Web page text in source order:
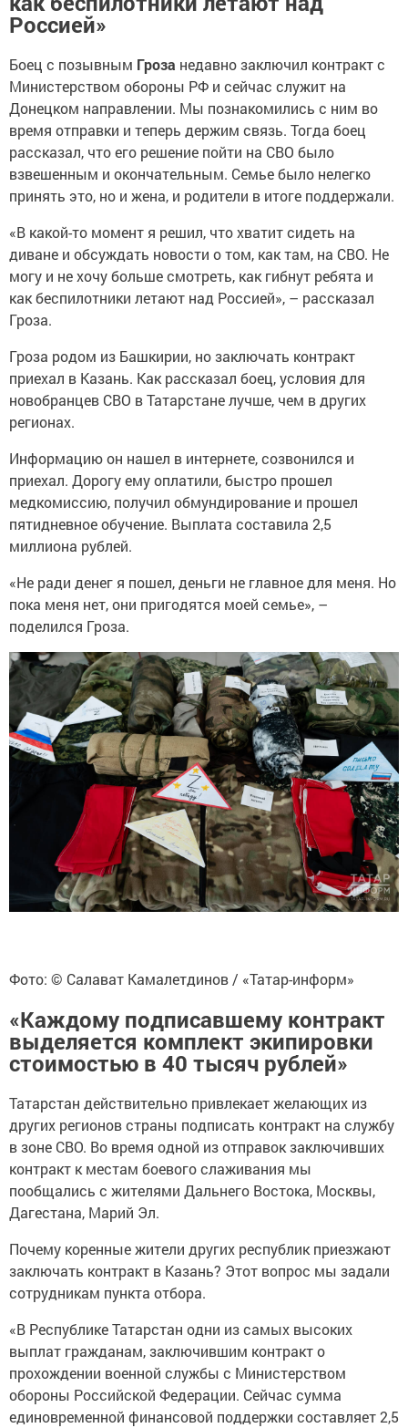
Россией»
Боец с позывным Гроза недавно заключил контракт с
Министерством обороны РФ и сейчас служит на
Донецком направлении. Мы познакомились с ним во
время отправки и теперь держим связь. Тогда боец
рассказал, что его решение пойти на СВО было
взвешенным и окончательным. Семье было нелегко
принять это, но и жена, и родители в итоге поддержали.
«В какой-то момент я решил, что хватит сидеть на
диване и обсуждать новости о том, как там, на СВО. Не
могу и не хочу больше смотреть, как гибнут ребята и
как беспилотники летают над Россией», – рассказал
Гроза.
Гроза родом из Башкирии, но заключать контракт
приехал в Казань. Как рассказал боец, условия для
новобранцев СВО в Татарстане лучше, чем в других
регионах.
Информацию он нашел в интернете, созвонился и
приехал. Дорогу ему оплатили, быстро прошел
медкомиссию, получил обмундирование и прошел
пятидневное обучение. Выплата составила 2,5
миллиона рублей.
«Не ради денег я пошел, деньги не главное для меня. Но
пока меня нет, они пригодятся моей семье», –
поделился Гроза.
Фото: © Салават Камалетдинов / «Татар-информ»
«Каждому подписавшему контракт
выделяется комплект экипировки
стоимостью в 40 тысяч рублей»
Татарстан действительно привлекает желающих из
других регионов страны подписать контракт на службу
в зоне СВО. Во время одной из отправок заключивших
контракт к местам боевого слаживания мы
пообщались с жителями Дальнего Востока, Москвы,
Дагестана, Марий Эл.
Почему коренные жители других республик приезжают
заключать контракт в Казань? Этот вопрос мы задали
сотрудникам пункта отбора.
«В Республике Татарстан одни из самых высоких
выплат гражданам, заключившим контракт о
прохождении военной службы с Министерством
обороны Российской Федерации. Сейчас сумма
единовременной финансовой поддержки составляет 2,5